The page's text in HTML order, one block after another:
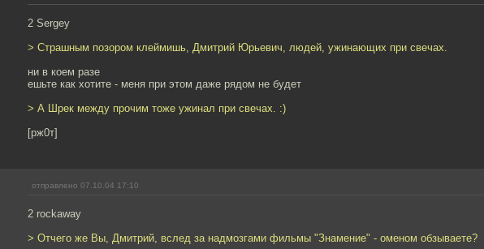
2 Sergey
> Страшным позором клеймишь, Дмитрий Юрьевич, людей, ужинающих при свечах.
ни в коем разе
ешьте как хотите - меня при этом даже рядом не будет
> А Шрек между прочим тоже ужинал при свечах. :)
[рж0т]
отправлено 07.10.04 17:10
2 rockaway
> Отчего же Вы, Дмитрий, вслед за надмозгами фильмы "Знамение" - оменом обзываете?